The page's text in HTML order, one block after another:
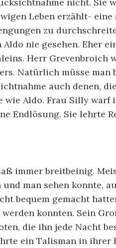
nicht. Sie
Leben erzählt-
zu
Aldo nie gesehen. Eher
Herr Grevenbroich
Natürlich müsse man
auch denen,
wie Aldo. Frau Silly warf
Endlösung. Sie lehrte
immer breitbeinig.
und man sehen konnte,
bequem gemacht
konnten. Sein
die ihn jede Nacht
ein Talisman in ihrer